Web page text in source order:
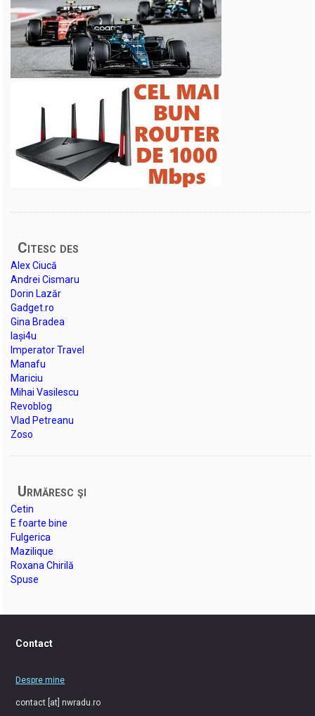
Citesc des
Alex Ciucă
Andrei Cismaru
Dorin Lazăr
Gadget.ro
Gina Bradea
Iași4u
Imperator Travel
Manafu
Mariciu
Mihai Vasilescu
Revoblog
Vlad Petreanu
Zoso
Urmăresc şi
Cetin
E foarte bine
Fulgerica
Mazilique
Roxana Chirilă
Spuse
Contact
Despre mine
contact [at] nwradu.ro